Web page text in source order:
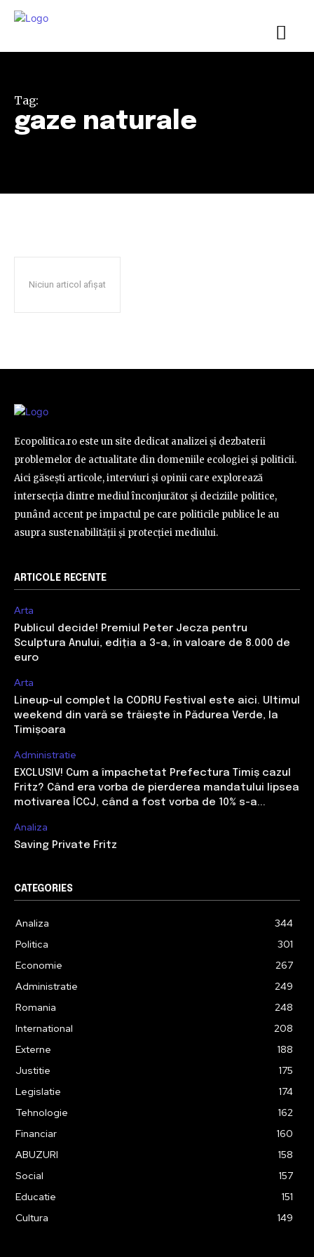
Tag:
gaze naturale
Niciun articol afișat
Ecopolitica.ro este un site dedicat analizei și dezbaterii
problemelor de actualitate din domeniile ecologiei și politicii.
Aici găsești articole, interviuri și opinii care explorează
intersecția dintre mediul înconjurător și deciziile politice,
punând accent pe impactul pe care politicile publice le au
asupra sustenabilității și protecției mediului.
ARTICOLE RECENTE
Arta
Publicul decide! Premiul Peter Jecza pentru
Sculptura Anului, ediția a 3-a, în valoare de 8.000 de
euro
Arta
Lineup-ul complet la CODRU Festival este aici. Ultimul
weekend din vară se trăiește în Pădurea Verde, la
Timișoara
Administratie
EXCLUSIV! Cum a împachetat Prefectura Timiș cazul
Fritz? Când era vorba de pierderea mandatului lipsea
motivarea ÎCCJ, când a fost vorba de 10% s-a...
Analiza
Saving Private Fritz
CATEGORIES
Analiza
344
Politica
301
Economie
267
Administratie
249
Romania
248
International
208
Externe
188
Justitie
175
Legislatie
174
Tehnologie
162
Financiar
160
ABUZURI
158
Social
157
Educatie
151
Cultura
149